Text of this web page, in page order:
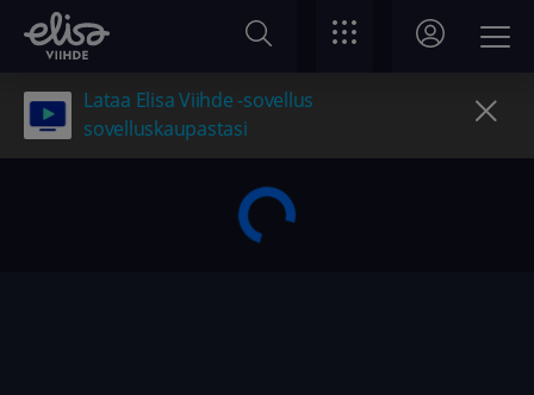
Lataa Elisa Viihde -sovellus
sovelluskaupastasi